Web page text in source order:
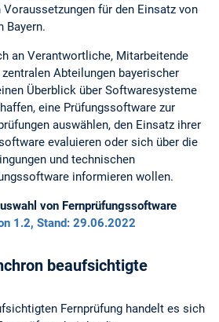
für den Einsatz von
Bayern.
an Verantwortliche, Mitarbeitende
Abteilungen bayerischer
Überblick über Softwaresysteme
eine Prüfungssoftware zur
auswählen, den Einsatz ihrer
evaluieren oder sich über die
und technischen
informieren wollen.
von Fernprüfungssoftware
1.2, Stand: 29.06.2022
beaufsichtigte
Fernprüfung handelt es sich